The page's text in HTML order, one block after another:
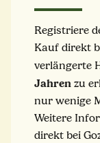
Registriere
Kauf direkt
verlängerte
Jahren zu
nur wenige
Weitere
direkt bei